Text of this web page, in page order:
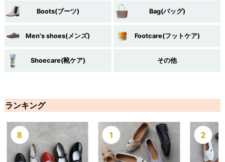
Boots(ブーツ) Bag(バッグ)
Men's shoes(メンズ) Footcare(フットケア)
Shoecare(靴ケア) その他
ランキング
8 1 2